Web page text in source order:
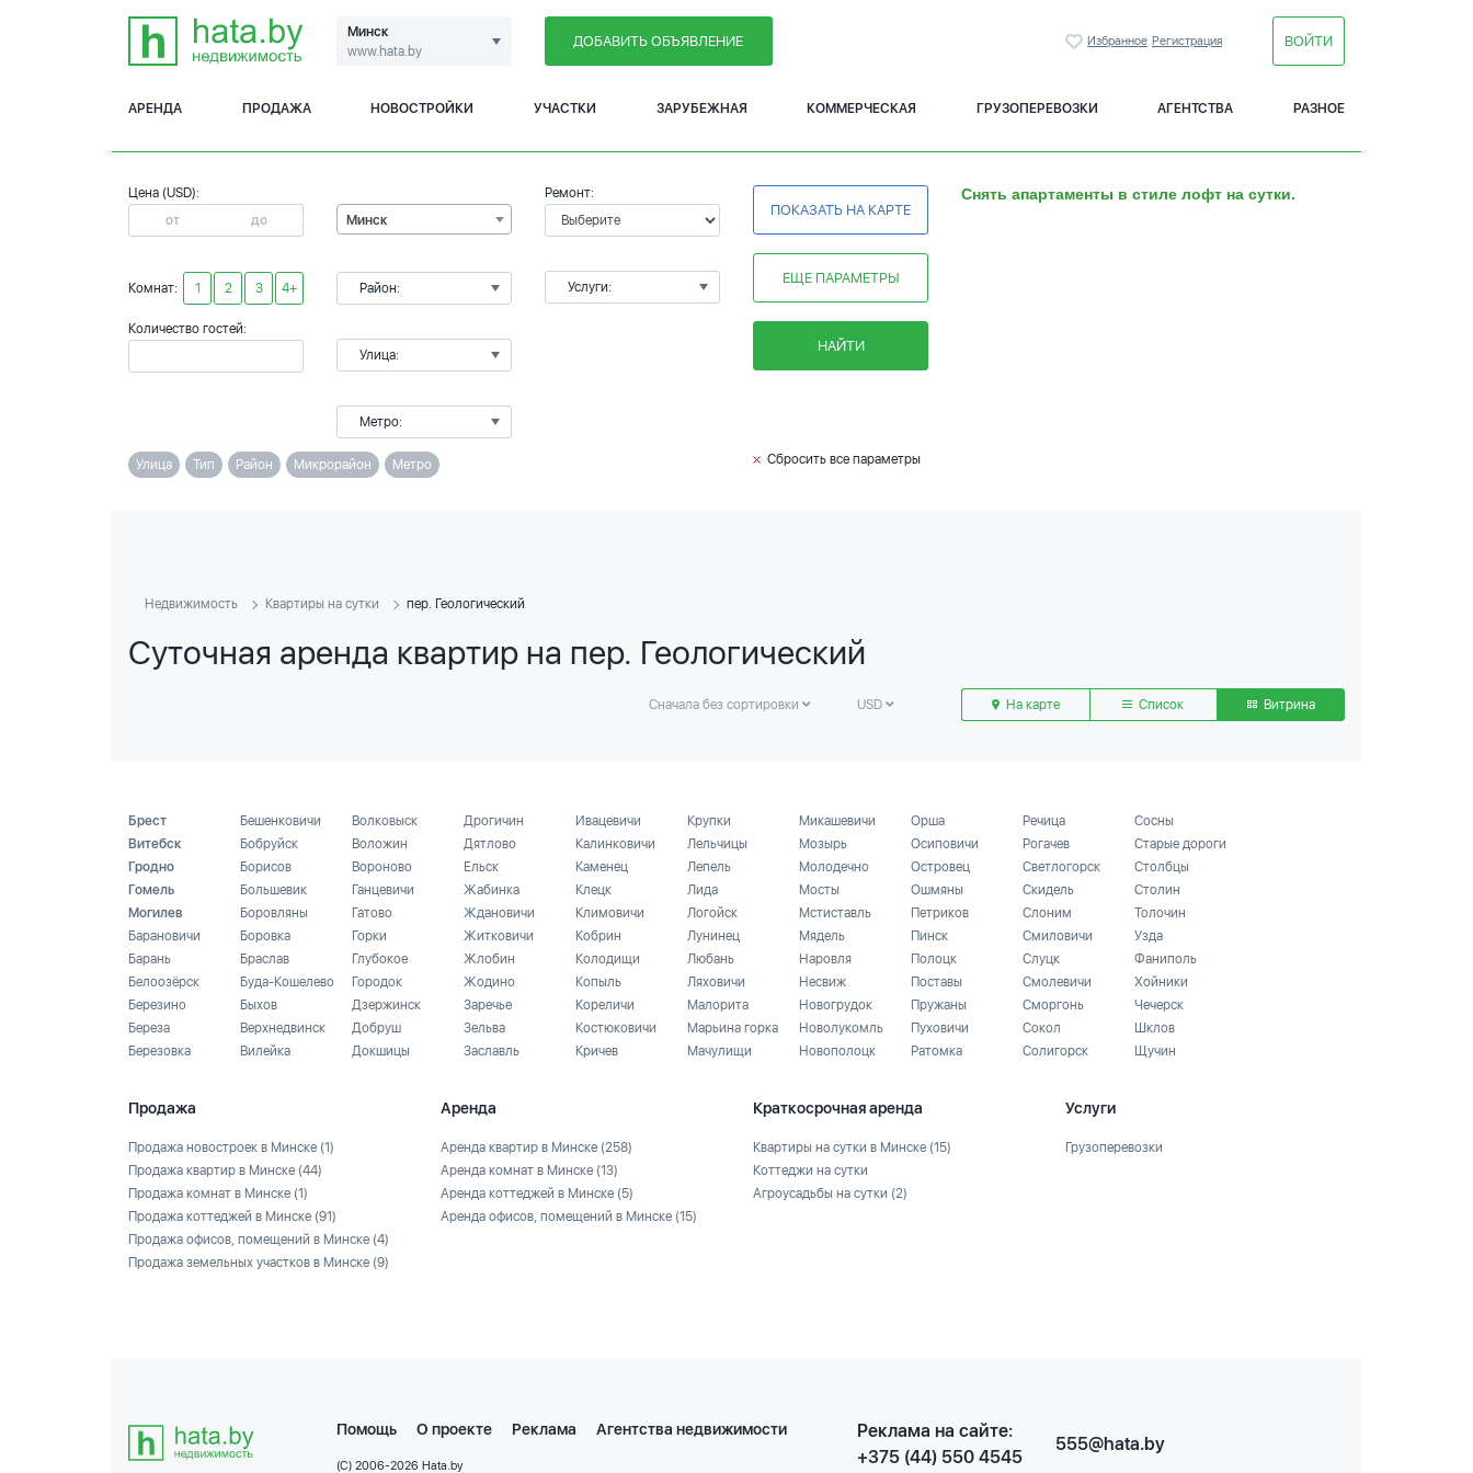
Минск
www.hata.by
ДОБАВИТЬ ОБЪЯВЛЕНИЕ Избранное Регистрация ВОЙТИ
АРЕНДА ПРОДАЖА НОВОСТРОЙКИ УЧАСТКИ ЗАРУБЕЖНАЯ КОММЕРЧЕСКАЯ ГРУЗОПЕРЕВОЗКИ АГЕНТСТВА РАЗНОЕ
Цена (USD):
Комнат: 1 2 3 4+
Количество гостей:
Минск
Район:
Улица:
Метро:
Ремонт:
Услуги:
ПОКАЗАТЬ НА КАРТЕ
ЕЩЕ ПАРАМЕТРЫ
НАЙТИ
Снять апартаменты в стиле лофт на сутки.
Улица Тип Район Микрорайон Метро Сбросить все параметры
Недвижимость Квартиры на сутки пер. Геологический
Суточная аренда квартир на пер. Геологический
Сначала без сортировки USD На карте Список Витрина
Брест
Витебск
Гродно
Гомель
Могилев
Барановичи
Барань
Белоозёрск
Березино
Береза
Березовка
Бешенковичи
Бобруйск
Борисов
Большевик
Боровляны
Боровка
Браслав
Буда-Кошелево
Быхов
Верхнедвинск
Вилейка
Волковыск
Воложин
Вороново
Ганцевичи
Гатово
Горки
Глубокое
Городок
Дзержинск
Добруш
Докшицы
Дрогичин
Дятлово
Ельск
Жабинка
Ждановичи
Житковичи
Жлобин
Жодино
Заречье
Зельва
Заславль
Ивацевичи
Калинковичи
Каменец
Клецк
Климовичи
Кобрин
Колодищи
Копыль
Кореличи
Костюковичи
Кричев
Крупки
Лельчицы
Лепель
Лида
Логойск
Лунинец
Любань
Ляховичи
Малорита
Марьина горка
Мачулищи
Микашевичи
Мозырь
Молодечно
Мосты
Мстиставль
Мядель
Наровля
Несвиж
Новогрудок
Новолукомль
Новополоцк
Орша
Осиповичи
Островец
Ошмяны
Петриков
Пинск
Полоцк
Поставы
Пружаны
Пуховичи
Ратомка
Речица
Рогачев
Светлогорск
Скидель
Слоним
Смиловичи
Слуцк
Смолевичи
Сморгонь
Сокол
Солигорск
Сосны
Старые дороги
Столбцы
Столин
Толочин
Узда
Фаниполь
Хойники
Чечерск
Шклов
Щучин
Продажа
Продажа новостроек в Минске (1)
Продажа квартир в Минске (44)
Продажа комнат в Минске (1)
Продажа коттеджей в Минске (91)
Продажа офисов, помещений в Минске (4)
Продажа земельных участков в Минске (9)
Аренда
Аренда квартир в Минске (258)
Аренда комнат в Минске (13)
Аренда коттеджей в Минске (5)
Аренда офисов, помещений в Минске (15)
Краткосрочная аренда
Квартиры на сутки в Минске (15)
Коттеджи на сутки
Агроусадьбы на сутки (2)
Услуги
Грузоперевозки
Помощь О проекте Реклама Агентства недвижимости
(C) 2006-2026 Hata.by
Реклама на сайте:
+375 (44) 550 4545
555@hata.by